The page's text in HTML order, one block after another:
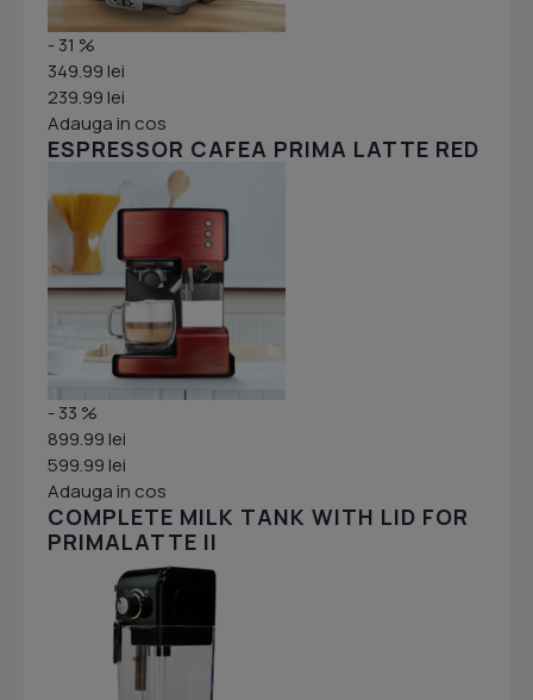
- 31 %
349.99 lei
239.99 lei
Adauga in cos
ESPRESSOR CAFEA PRIMA LATTE RED
- 33 %
899.99 lei
599.99 lei
Adauga in cos
COMPLETE MILK TANK WITH LID FOR
PRIMALATTE II